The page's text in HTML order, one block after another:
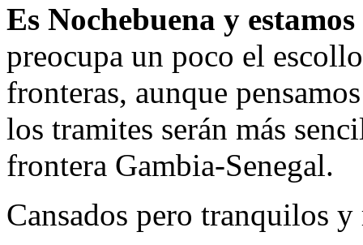
Es Nochebuena y
preocupa un poco el
fronteras, aunque
los tramites serán más
frontera Gambia-Senegal.
Cansados pero tranquilos